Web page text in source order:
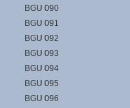
BGU 090
BGU 091
BGU 092
BGU 093
BGU 094
BGU 095
BGU 096